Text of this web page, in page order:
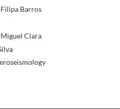
Barros
Clara